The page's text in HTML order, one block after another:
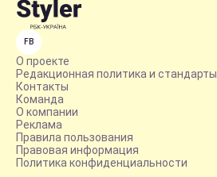
FB
О проекте
Редакционная политика и стандарты
Контакты
Команда
О компании
Реклама
Правила пользования
Правовая информация
Политика конфиденциальности